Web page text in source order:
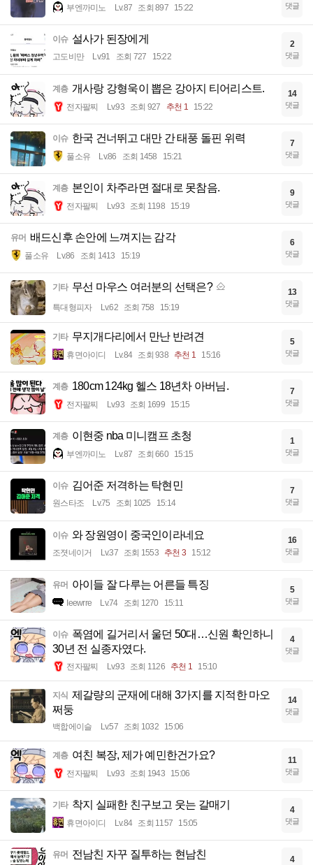
부엔까미노 Lv.87 조회 897 15:22 댓글
이슈 설사가 된장에게
고도비만 Lv.91 조회 727 15:22
2
댓글
계층 개사랑 강형욱이 뽑은 강아지 티어리스트.
전자팔찌 Lv.93 조회 927 추천 1 15:22
14
댓글
이슈 한국 건너뛰고 대만 간 태풍 돌핀 위력
풀소유 Lv.86 조회 1458 15:21
7
댓글
계층 본인이 차주라면 절대로 못참음.
전자팔찌 Lv.93 조회 1198 15:19
9
댓글
유머 배드신후 손안에 느껴지는 감각
풀소유 Lv.86 조회 1413 15:19
6
댓글
기타 무선 마우스 여러분의 선택은?
특대형피자 Lv.62 조회 758 15:19
13
댓글
기타 무지개다리에서 만난 반려견
휴면아이디 Lv.84 조회 938 추천 1 15:16
5
댓글
계층 180cm 124kg 헬스 18년차 아버님.
전자팔찌 Lv.93 조회 1699 15:15
7
댓글
계층 이현중 nba 미니캠프 초청
부엔까미노 Lv.87 조회 660 15:15
1
댓글
이슈 김어준 저격하는 탁현민
원스타조 Lv.75 조회 1025 15:14
7
댓글
이슈 와 장원영이 중국인이라네요
조졋네이거 Lv.37 조회 1553 추천 3 15:12
16
댓글
유머 아이들 잘 다루는 어른들 특징
Ieewrre Lv.74 조회 1270 15:11
5
댓글
이슈 폭염에 길거리서 울던 50대…신원 확인하니
30년 전 실종자였다.
전자팔찌 Lv.93 조회 1126 추천 1 15:10
4
댓글
지식 제갈량의 군재에 대해 3가지를 지적한 마오
쩌둥
백합에이슬 Lv.57 조회 1032 15:06
14
댓글
계층 여친 복장, 제가 예민한건가요?
전자팔찌 Lv.93 조회 1943 15:06
11
댓글
기타 착지 실패한 친구보고 웃는 갈매기
휴면아이디 Lv.84 조회 1157 15:05
4
댓글
유머 전남친 자꾸 질투하는 현남친 4